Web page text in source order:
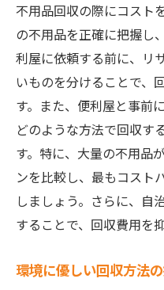
する重要性
リサイクルの
便利屋が行う
環境負荷を減
リサイクル可
便利屋の専門
適切な処理が
不用品回収で環境
の役割
環境負荷を考
不用品回収の際にコスト
の不用品を正確に把握し
利屋に依頼する前に、リ
いものを分けることで、
す。また、便利屋と事前
どのような方法で回収す
す。特に、大量の不用品
ンを比較し、最もコスト
しましょう。さらに、自
することで、回収費用を
環境に優しい回収方法